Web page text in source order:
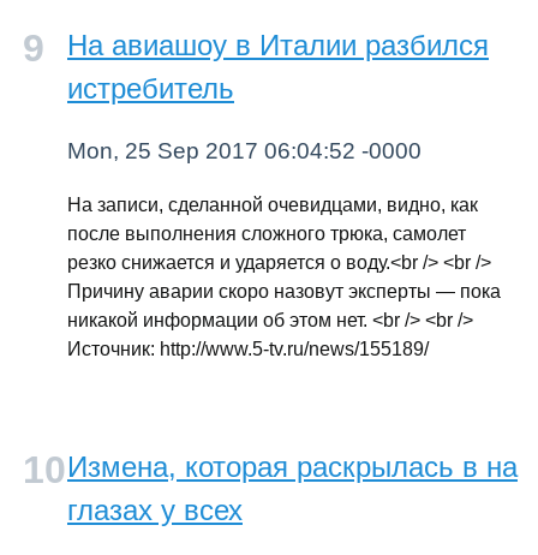
На авиашоу в Италии разбился
истребитель
Mon, 25 Sep 2017 06:04:52 -0000
На записи, сделанной очевидцами, видно, как
после выполнения сложного трюка, самолет
резко снижается и ударяется о воду.<br /> <br />
Причину аварии скоро назовут эксперты — пока
никакой информации об этом нет. <br /> <br />
Источник: http://www.5-tv.ru/news/155189/
Измена, которая раскрылась в на
глазах у всех